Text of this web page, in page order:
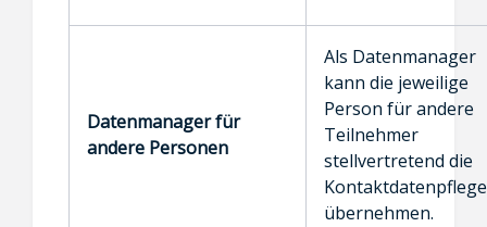
Datenmanager für
andere Personen
Als Datenmanager
kann die jeweilige
Person für andere
Teilnehmer
stellvertretend die
Kontaktdatenpflege
übernehmen.